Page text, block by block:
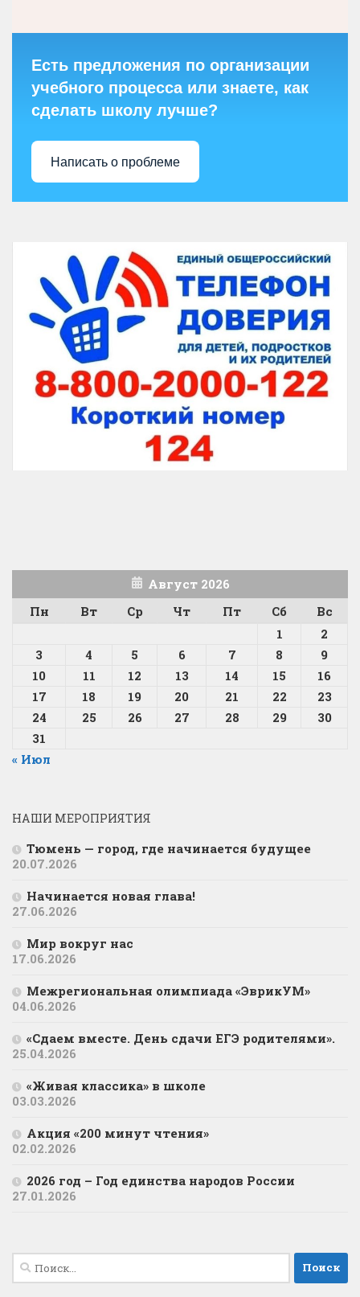
Есть предложения по организации
учебного процесса или знаете, как
сделать школу лучше?
Написать о проблеме
Август 2026
Пн
Вт Ср Чт Пт Сб
Вс
1
2
3
4 5 6 7 8
9
10
11 12 13 14 15
16
17
18 19 20 21 22
23
24
25 26 27 28 29
30
31
« Июл
НАШИ МЕРОПРИЯТИЯ
Тюмень — город, где начинается будущее
20.07.2026
Начинается новая глава!
27.06.2026
Мир вокруг нас
17.06.2026
Межрегиональная олимпиада «ЭврикУМ»
04.06.2026
«Сдаем вместе. День сдачи ЕГЭ родителями».
25.04.2026
«Живая классика» в школе
03.03.2026
Акция «200 минут чтения»
02.02.2026
2026 год – Год единства народов России
27.01.2026
Найти: